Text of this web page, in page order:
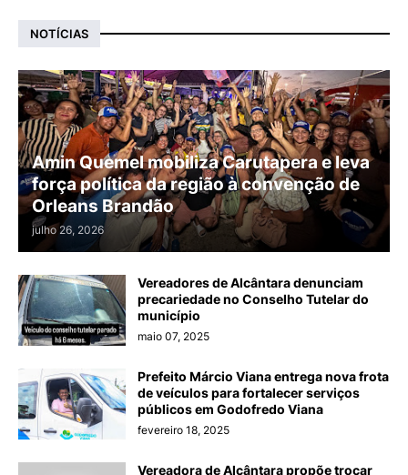
NOTÍCIAS
Amin Quemel mobiliza Carutapera e leva
força política da região à convenção de
Orleans Brandão
julho 26, 2026
Vereadores de Alcântara denunciam
precariedade no Conselho Tutelar do
município
maio 07, 2025
Prefeito Márcio Viana entrega nova frota
de veículos para fortalecer serviços
públicos em Godofredo Viana
fevereiro 18, 2025
Vereadora de Alcântara propõe trocar